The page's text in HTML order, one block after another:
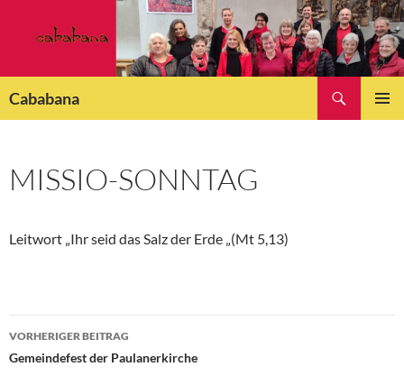
Cababana
MISSIO-SONNTAG
Leitwort „Ihr seid das Salz der Erde „(Mt 5,13)
Beitragsnavigation
VORHERIGER BEITRAG
Gemeindefest der Paulanerkirche